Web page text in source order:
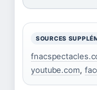
SOURCES
youtube.com,